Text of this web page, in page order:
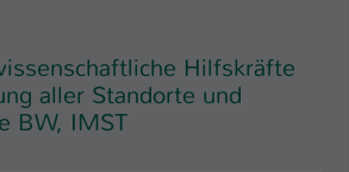
Hilfskräfte
aller Standorte und
BW, IMST